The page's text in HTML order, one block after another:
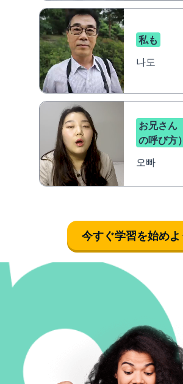
私も
나도
お兄さん
の呼び方）
오빠
今すぐ学習を始めよ